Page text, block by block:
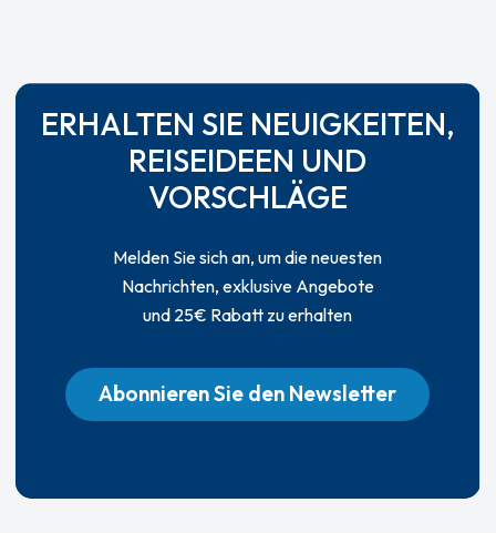
ERHALTEN SIE NEUIGKEITEN,
REISEIDEEN UND
VORSCHLÄGE
Melden Sie sich an, um die neuesten
Nachrichten, exklusive Angebote
und 25€ Rabatt zu erhalten
Abonnieren Sie den Newsletter